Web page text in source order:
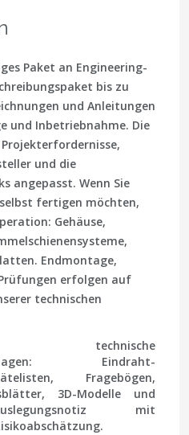
Paket an Engineering-
bis zu
und Anleitungen
und Inbetriebnahme. Die
und die
angepasst. Wenn Sie
fertigen möchten,
Gehäuse,
Endmontage,
erfolgen auf
technischen
technische
Eindraht-
Fragebögen,
3D-Modelle und
mit